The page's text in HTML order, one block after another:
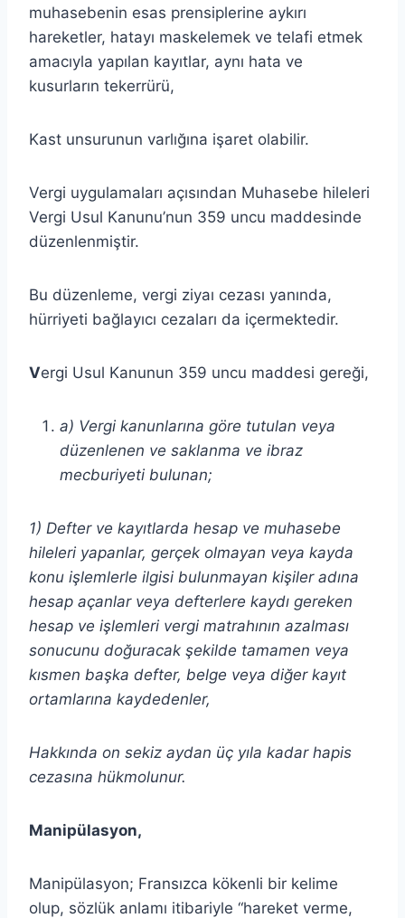
muhasebenin esas prensiplerine aykırı
hareketler, hatayı maskelemek ve telafi etmek
amacıyla yapılan kayıtlar, aynı hata ve
kusurların tekerrürü,
Kast unsurunun varlığına işaret olabilir.
Vergi uygulamaları açısından Muhasebe hileleri
Vergi Usul Kanunu’nun 359 uncu maddesinde
düzenlenmiştir.
Bu düzenleme, vergi ziyaı cezası yanında,
hürriyeti bağlayıcı cezaları da içermektedir.
Vergi Usul Kanunun 359 uncu maddesi gereği,
a) Vergi kanunlarına göre tutulan veya
düzenlenen ve saklanma ve ibraz
mecburiyeti bulunan;
1) Defter ve kayıtlarda hesap ve muhasebe
hileleri yapanlar, gerçek olmayan veya kayda
konu işlemlerle ilgisi bulunmayan kişiler adına
hesap açanlar veya defterlere kaydı gereken
hesap ve işlemleri vergi matrahının azalması
sonucunu doğuracak şekilde tamamen veya
kısmen başka defter, belge veya diğer kayıt
ortamlarına kaydedenler,
Hakkında on sekiz aydan üç yıla kadar hapis
cezasına hükmolunur.
Manipülasyon,
Manipülasyon; Fransızca kökenli bir kelime
olup, sözlük anlamı itibariyle “hareket verme,